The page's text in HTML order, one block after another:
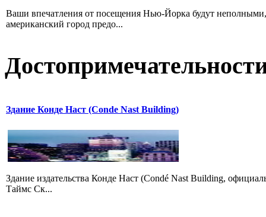
Ваши впечатления от посещения Нью-Йорка будут
американский город предо...
Здание Конде Наст (Conde Nast Building)
Здание издательства Конде Наст (Condé Nast Building,
Таймс Ск...